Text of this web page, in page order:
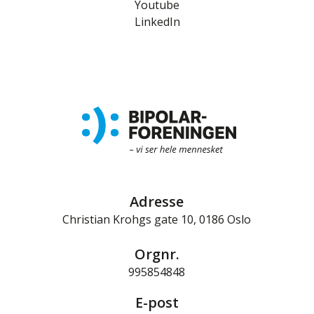
Youtube
LinkedIn
Adresse
Christian Krohgs gate 10, 0186 Oslo
Orgnr.
995854848
E-post